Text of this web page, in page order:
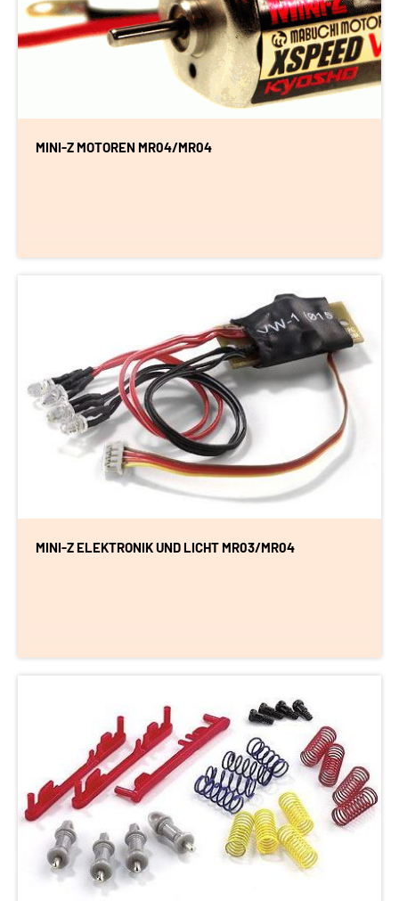
MINI-Z MOTOREN MR04/MR04
MINI-Z ELEKTRONIK UND LICHT MR03/MR04